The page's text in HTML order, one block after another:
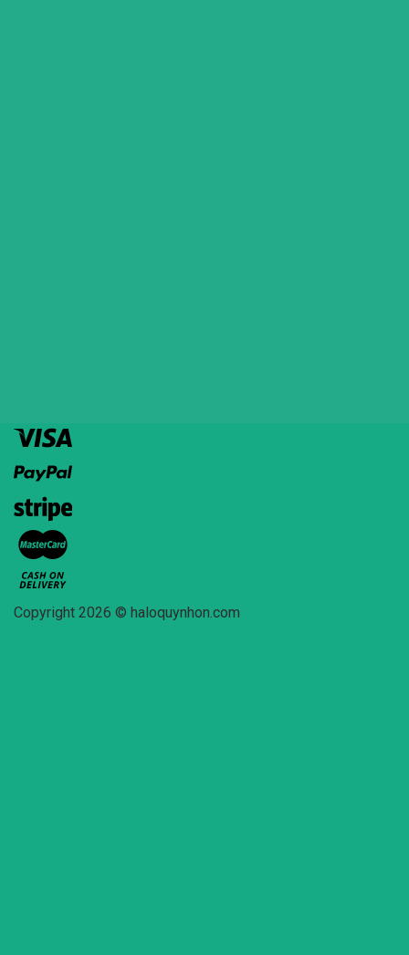
Copyright 2026 © haloquynhon.com